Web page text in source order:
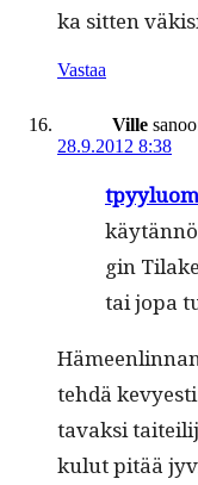
ka sit­ten
Vastaa
Ville
28.9.2012 8:38
gin
tai jopa
tehdä
tavak­si
kulut pitää